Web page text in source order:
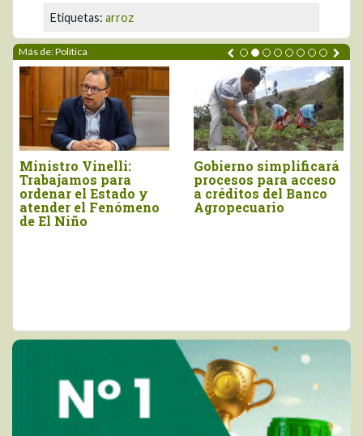
Etiquetas: arroz
Más de: Política
Ministro Vinelli:
Trabajamos para
ordenar el Estado y
atender el Fenómeno
de El Niño
Gobierno simplificará
procesos para acceso
a créditos del Banco
Agropecuario